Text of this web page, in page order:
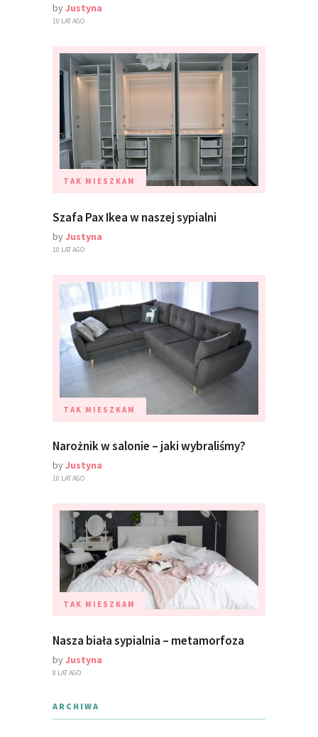
byJustyna
10 LAT AGO
TAK MIESZKAM
Szafa Pax Ikea w naszej sypialni
byJustyna
10 LAT AGO
TAK MIESZKAM
Narożnik w salonie – jaki wybraliśmy?
byJustyna
10 LAT AGO
TAK MIESZKAM
Nasza biała sypialnia – metamorfoza
byJustyna
8 LAT AGO
ARCHIWA